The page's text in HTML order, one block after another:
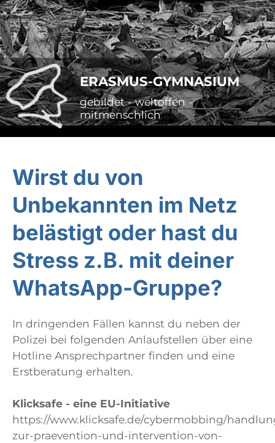
ERASMUS-GYMNASIUM
gebildet - weltoffen -
mitmenschlich
Wirst du von
Unbekannten im Netz
belästigt oder hast du
Stress z.B. mit deiner
WhatsApp-Gruppe?
In dringenden Fällen kannst du neben der
Polizei bei folgenden Anlaufstellen über eine
Hotline Ansprechpartner finden und eine
Erstberatung erhalten.
Klicksafe - eine EU-Initiative
https://www.klicksafe.de/cybermobbing/
zur-praevention-und-intervention-von-